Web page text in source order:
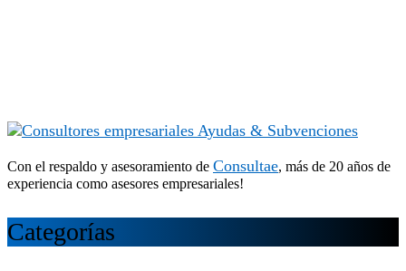
Con el respaldo y asesoramiento de Consultae, más de 20 años de
experiencia como asesores empresariales!
Categorías